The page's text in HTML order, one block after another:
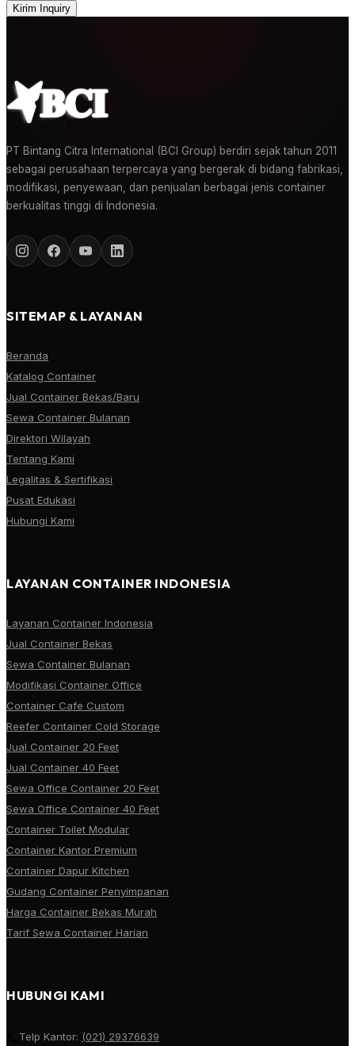
Kirim Inquiry
PT Bintang Citra International (BCI Group) berdiri sejak tahun 2011
sebagai perusahaan terpercaya yang bergerak di bidang fabrikasi,
modifikasi, penyewaan, dan penjualan berbagai jenis container
berkualitas tinggi di Indonesia.
SITEMAP & LAYANAN
Beranda
Katalog Container
Jual Container Bekas/Baru
Sewa Container Bulanan
Direktori Wilayah
Tentang Kami
Legalitas & Sertifikasi
Pusat Edukasi
Hubungi Kami
LAYANAN CONTAINER INDONESIA
Layanan Container Indonesia
Jual Container Bekas
Sewa Container Bulanan
Modifikasi Container Office
Container Cafe Custom
Reefer Container Cold Storage
Jual Container 20 Feet
Jual Container 40 Feet
Sewa Office Container 20 Feet
Sewa Office Container 40 Feet
Container Toilet Modular
Container Kantor Premium
Container Dapur Kitchen
Gudang Container Penyimpanan
Harga Container Bekas Murah
Tarif Sewa Container Harian
HUBUNGI KAMI
Telp Kantor: (021) 29376639